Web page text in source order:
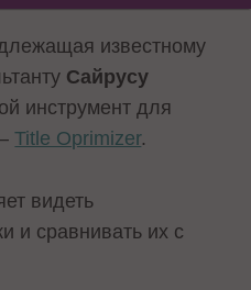
известному
Сайрусу
инструмент для
–Title Oprimizer.
видеть
и сравнивать их с